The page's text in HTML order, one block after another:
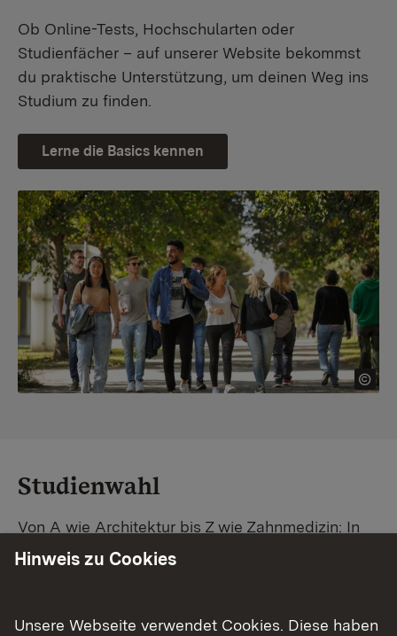
Ob Online-Tests, Hochschularten oder
Studienfächer – auf unserer Website bekommst
du praktische Unterstützung, um deinen Weg ins
Studium zu finden.
Lerne die Basics kennen
Studienwahl
Von A wie Architektur bis Z wie Zahnmedizin: In
Baden-Württemberg warten unzählige
Studiengangsuche schnell den passenden
Hinweis zu Cookies
Unsere Webseite verwendet Cookies. Diese haben